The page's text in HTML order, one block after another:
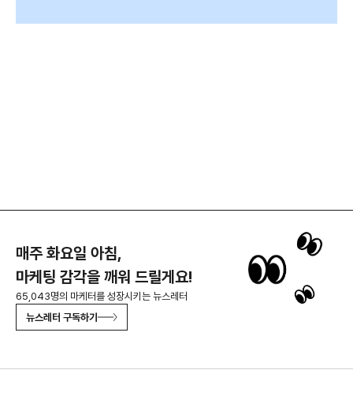
매주 화요일 아침,
마케팅 감각을 깨워 드릴게요!
65,043명의 마케터를 성장시키는 뉴스레터
뉴스레터 구독하기